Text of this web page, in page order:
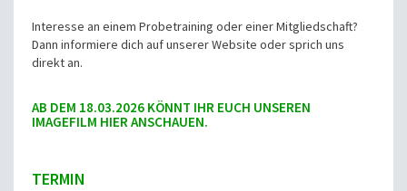
Interesse an einem Probetraining oder einer Mitgliedschaft?
Dann informiere dich auf unserer Website oder sprich uns
direkt an.
AB DEM 18.03.2026 KÖNNT IHR EUCH UNSEREN
IMAGEFILM HIER ANSCHAUEN.
TERMIN